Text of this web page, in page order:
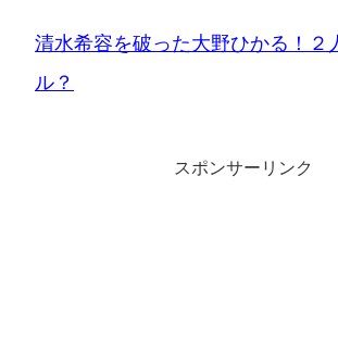
清水希容を破った大野ひかる！２
ル？
スポンサーリンク